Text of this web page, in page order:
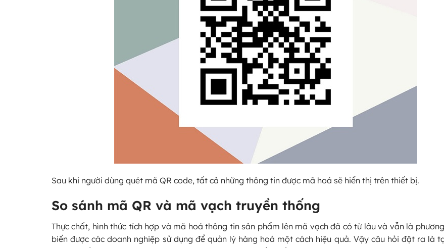
Sau khi người dùng quét mã QR code, tất cả những thông tin được mã hoá sẽ hiển thị trên thiết bị.
So sánh mã QR và mã vạch truyền thống
Thực chất, hình thức tích hợp và mã hoá thông tin sản phẩm lên mã vạch đã có từ lâu và vẫn là
biến được các doanh nghiệp sử dụng để quản lý hàng hoá một cách hiệu quả. Vậy câu hỏi đặt ra là